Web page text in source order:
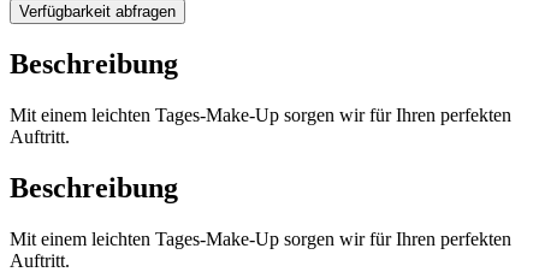
Verfügbarkeit abfragen
Beschreibung
Mit einem leichten Tages-Make-Up sorgen wir für Ihren perfekten
Auftritt.
Beschreibung
Mit einem leichten Tages-Make-Up sorgen wir für Ihren perfekten
Auftritt.